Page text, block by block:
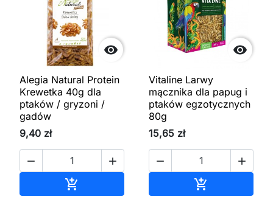

Alegia Natural Protein
Krewetka 40g dla
ptaków / gryzoni /
gadów
9,40 zł
 


Vitaline Larwy
mącznika dla papug i
ptaków egzotycznych
80g
15,65 zł
 
